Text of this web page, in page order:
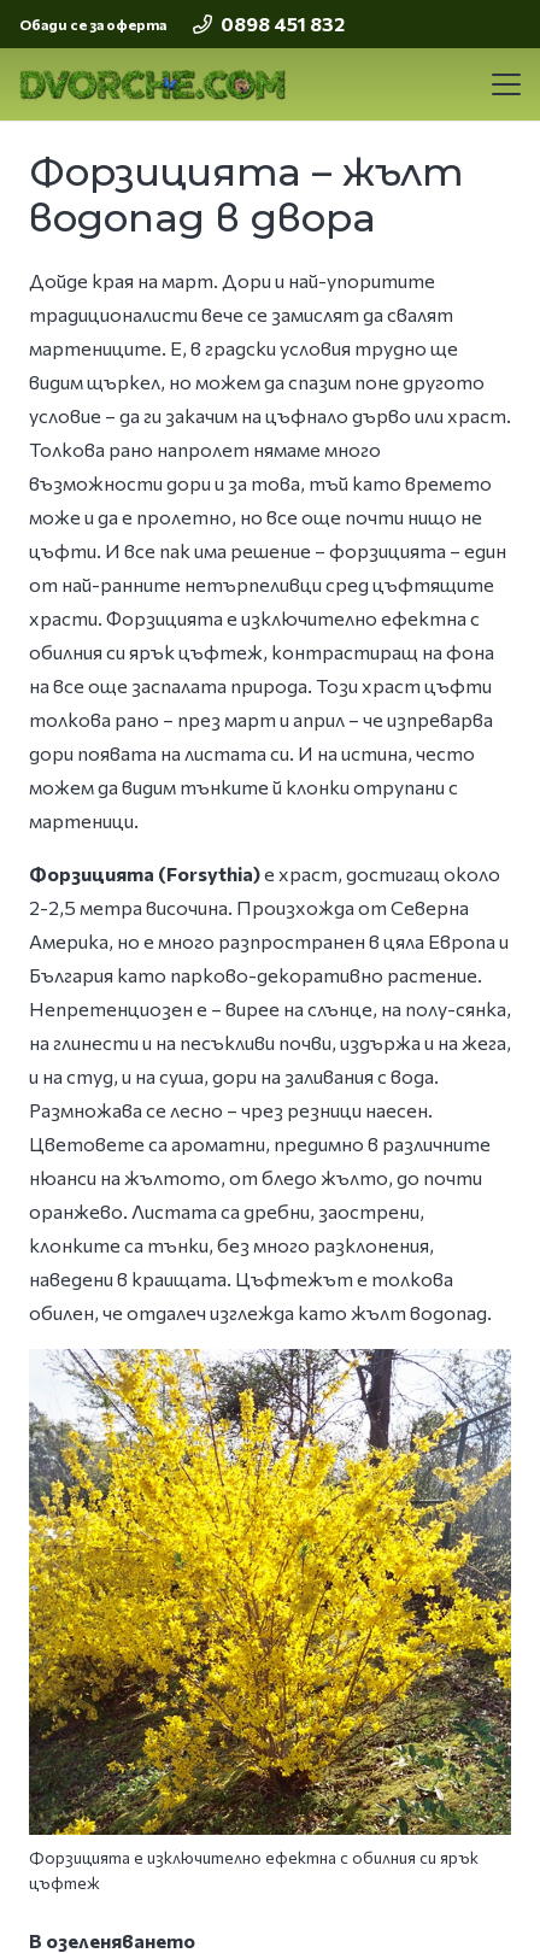
Обади се за оферта 0898 451 832
Форзицията – жълт
водопад в двора
Дойде края на март. Дори и най-упоритите
традиционалисти вече се замислят да свалят
мартениците. Е, в градски условия трудно ще
видим щъркел, но можем да спазим поне другото
условие – да ги закачим на цъфнало дърво или храст.
Толкова рано напролет нямаме много
възможности дори и за това, тъй като времето
може и да е пролетно, но все още почти нищо не
цъфти. И все пак има решение – форзицията – един
от най-ранните нетърпеливци сред цъфтящите
храсти. Форзицията е изключително ефектна с
обилния си ярък цъфтеж, контрастиращ на фона
на все още заспалата природа. Този храст цъфти
толкова рано – през март и април – че изпреварва
дори появата на листата си. И на истина, често
можем да видим тънките й клонки отрупани с
мартеници.
Форзицията (Forsythia)e храст, достигащ около
2-2,5 метра височина. Произхожда от Северна
Америка, но е много разпространен в цяла Европа и
България като парково-декоративно растение.
Непретенциозен е – вирее на слънце, на полу-сянка,
на глинести и на песъкливи почви, издържа и на жега,
и на студ, и на суша, дори на заливания с вода.
Размножава се лесно – чрез резници наесен.
Цветовете са ароматни, предимно в различните
нюанси на жълтото, от бледо жълто, до почти
оранжево. Листата са дребни, заострени,
клонките са тънки, без много разклонения,
наведени в краищата. Цъфтежът е толкова
обилен, че отдалеч изглежда като жълт водопад.
Форзицията е изключително ефектна с обилния си ярък
цъфтеж
В озеленяването